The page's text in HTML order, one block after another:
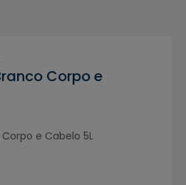
Corpo e
e Cabelo 5L